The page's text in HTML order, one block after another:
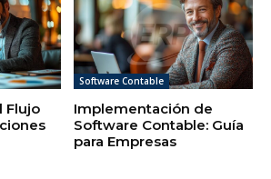
Flujo
Software Contable
Implementación de
Software Contable: Guía
para Empresas